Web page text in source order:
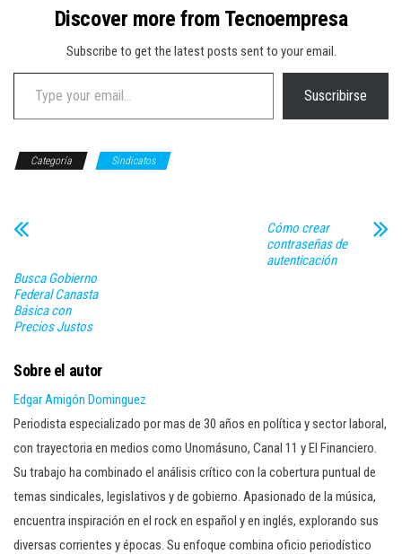
Discover more from Tecnoempresa
Subscribe to get the latest posts sent to your email.
Type your email…
Suscribirse
Categoría Sindicatos
Busca Gobierno
Federal Canasta
Básica con
Precios Justos
Cómo crear
contraseñas de
autenticación
Sobre el autor
Edgar Amigón Dominguez
Periodista especializado por mas de 30 años en política y sector laboral,
con trayectoria en medios como Unomásuno, Canal 11 y El Financiero.
Su trabajo ha combinado el análisis crítico con la cobertura puntual de
temas sindicales, legislativos y de gobierno. Apasionado de la música,
encuentra inspiración en el rock en español y en inglés, explorando sus
diversas corrientes y épocas. Su enfoque combina oficio periodístico